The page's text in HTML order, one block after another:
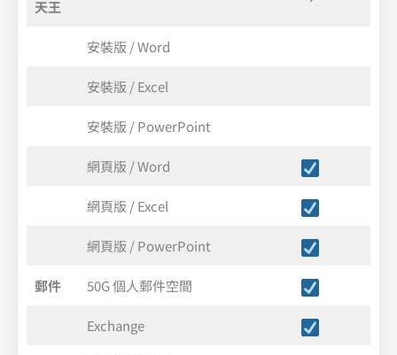
天王
安裝版 / Word
安裝版 / Excel
安裝版 / PowerPoint
網頁版 / Word
網頁版 / Excel
網頁版 / PowerPoint
郵件 50G 個人郵件空間
Exchange